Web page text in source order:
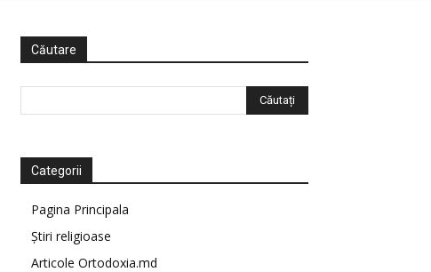
Căutare
Categorii
Pagina Principala
Știri religioase
Articole Ortodoxia.md